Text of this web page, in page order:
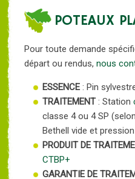
POTEAUX
Pour toute demande
départ ou rendus, nous
ESSENCE : Pin
TRAITEMENT: Station
classe 4 ou 4 SP
Bethell vide et
PRODUIT DE
CTBP+
GARANTIE DE